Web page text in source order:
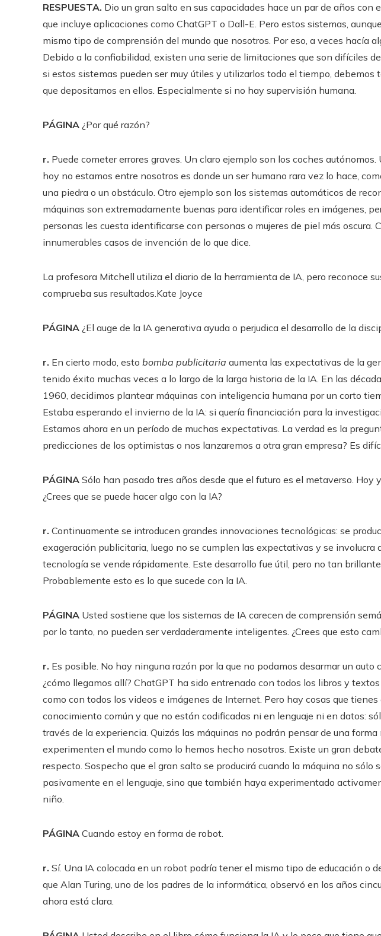
RESPUESTA. Dio un gran salto en sus capacidades hace un par de años con
que incluye aplicaciones como ChatGPT o Dall-E. Pero estos sistemas,
mismo tipo de comprensión del mundo que nosotros. Por eso, a veces hacía
Debido a la confiabilidad, existen una serie de limitaciones que son difíciles
si estos sistemas pueden ser muy útiles y utilizarlos todo el tiempo, debemos
que depositamos en ellos. Especialmente si no hay supervisión humana.
PÁGINA ¿Por qué razón?
r. Puede cometer errores graves. Un claro ejemplo son los coches autónomos.
hoy no estamos entre nosotros es donde un ser humano rara vez lo hace,
una piedra o un obstáculo. Otro ejemplo son los sistemas automáticos de
máquinas son extremadamente buenas para identificar roles en imágenes,
personas les cuesta identificarse con personas o mujeres de piel más oscura.
innumerables casos de invención de lo que dice.
La profesora Mitchell utiliza el diario de la herramienta de IA, pero reconoce
comprueba sus resultados.Kate Joyce
PÁGINA ¿El auge de la IA generativa ayuda o perjudica el desarrollo de la
r. En cierto modo, esto bomba publicitaria aumenta las expectativas de la
tenido éxito muchas veces a lo largo de la larga historia de la IA. En las
1960, decidimos plantear máquinas con inteligencia humana por un corto
Estaba esperando el invierno de la IA: si quería financiación para la
Estamos ahora en un período de muchas expectativas. La verdad es la
predicciones de los optimistas o nos lanzaremos a otra gran empresa? Es
PÁGINA Sólo han pasado tres años desde que el futuro es el metaverso. Hoy
¿Crees que se puede hacer algo con la IA?
r. Continuamente se introducen grandes innovaciones tecnológicas: se
exageración publicitaria, luego no se cumplen las expectativas y se involucra
tecnología se vende rápidamente. Este desarrollo fue útil, pero no tan
Probablemente esto es lo que sucede con la IA.
PÁGINA Usted sostiene que los sistemas de IA carecen de comprensión
por lo tanto, no pueden ser verdaderamente inteligentes. ¿Crees que esto
r. Es posible. No hay ninguna razón por la que no podamos desarmar un auto
¿cómo llegamos allí? ChatGPT ha sido entrenado con todos los libros y
como con todos los videos e imágenes de Internet. Pero hay cosas que
conocimiento común y que no están codificadas ni en lenguaje ni en datos:
través de la experiencia. Quizás las máquinas no podrán pensar de una
experimenten el mundo como lo hemos hecho nosotros. Existe un gran
respecto. Sospecho que el gran salto se producirá cuando la máquina no sólo
pasivamente en el lenguaje, sino que también haya experimentado
niño.
PÁGINA Cuando estoy en forma de robot.
r. Sí. Una IA colocada en un robot podría tener el mismo tipo de educación o
que Alan Turing, uno de los padres de la informática, observó en los años
ahora está clara.